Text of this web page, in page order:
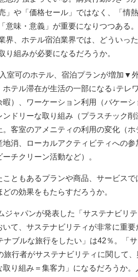
」や「価格セール」ではなく、「情
「意味・意義」が重要になりつつある
界、ホテル宿泊業界では、どういっ
り組みが必要になるだろうか。
可のホテル、宿泊プランが増加▼
テル滞在が生活の一部になる↓テレ
）、ワーケーション利用（バケーシ
ドリーな取り組み（プラスチック削
客室のアメニティの利用の変化（ホ
消、ローカルアクティビティへの参
チクリーン活動など）。
ともあるプランや商品、サービスで
の効果をもたらすだろうか。
ャパンが発表した「サステナビリ
て、サステナビリティが非常に重
ブルな旅行をしたい」は42％。「
行者がサステナビリティに関して
り組み＝集客力」になるだろうか